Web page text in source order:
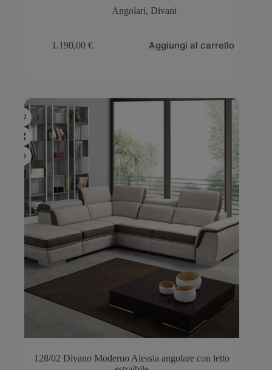
Angolari, Divani
1.190,00 € Aggiungi al carrello
128/02 Divano Moderno Alessia angolare con letto